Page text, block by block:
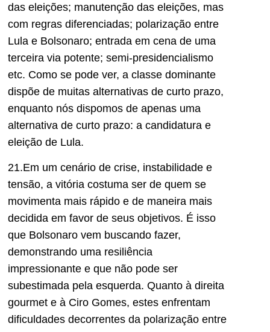
das eleições; manutenção das eleições, mas
com regras diferenciadas; polarização entre
Lula e Bolsonaro; entrada em cena de uma
terceira via potente; semi-presidencialismo
etc. Como se pode ver, a classe dominante
dispõe de muitas alternativas de curto prazo,
enquanto nós dispomos de apenas uma
alternativa de curto prazo: a candidatura e
eleição de Lula.
21.Em um cenário de crise, instabilidade e
tensão, a vitória costuma ser de quem se
movimenta mais rápido e de maneira mais
decidida em favor de seus objetivos. É isso
que Bolsonaro vem buscando fazer,
demonstrando uma resiliência
impressionante e que não pode ser
subestimada pela esquerda. Quanto à direita
gourmet e à Ciro Gomes, estes enfrentam
dificuldades decorrentes da polarização entre